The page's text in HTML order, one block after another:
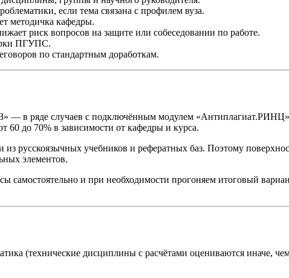
если тема связана с профилем вуза.
методичка кафедры.
риск вопросов на защите или собеседовании по работе.
ПГУПС.
по стандартным доработкам.
— в ряде случаев с подключённым модулем
60 до 70% в зависимости от кафедры и курса.
русскоязычных учебников и рефератных баз. Поэтому
элементов.
и при необходимости прогоняем итоговый
(технические дисциплины с расчётами оцениваются иначе,